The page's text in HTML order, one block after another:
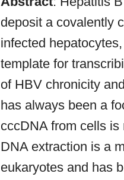
deposit a covalently
infected
template for
of HBV chronicity
has always been a
cccDNA from cells
DNA extraction is a
eukaryotes and has